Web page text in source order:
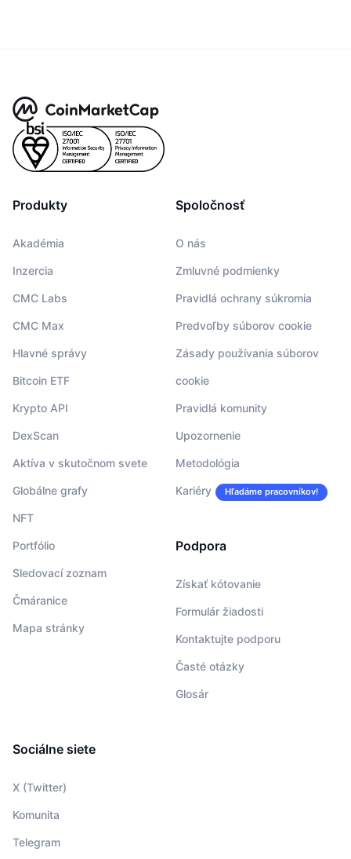
Produkty
Akadémia
Inzercia
CMC Labs
CMC Max
Hlavné správy
Bitcoin ETF
Krypto API
DexScan
Aktíva v skutočnom svete
Globálne grafy
NFT
Portfólio
Sledovací zoznam
Čmáranice
Mapa stránky
Spoločnosť
O nás
Zmluvné podmienky
Pravidlá ochrany súkromia
Predvoľby súborov cookie
Zásady používania súborov
cookie
Pravidlá komunity
Upozornenie
Metodológia
Kariéry Hľadáme pracovníkov!
Podpora
Získať kótovanie
Formulár žiadosti
Kontaktujte podporu
Časté otázky
Glosár
Sociálne siete
X (Twitter)
Komunita
Telegram